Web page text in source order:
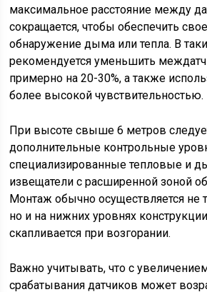
максимальное расстояние между
сокращается, чтобы обеспечить
обнаружение дыма или тепла. В
рекомендуется уменьшить
примерно на 20-30%, а также
более высокой чувствительностью.
При высоте свыше 6 метров
дополнительные контрольные
специализированные тепловые и
извещатели с расширенной зоной
Монтаж обычно осуществляется не
но и на нижних уровнях
скапливается при возгорании.
Важно учитывать, что с
срабатывания датчиков может